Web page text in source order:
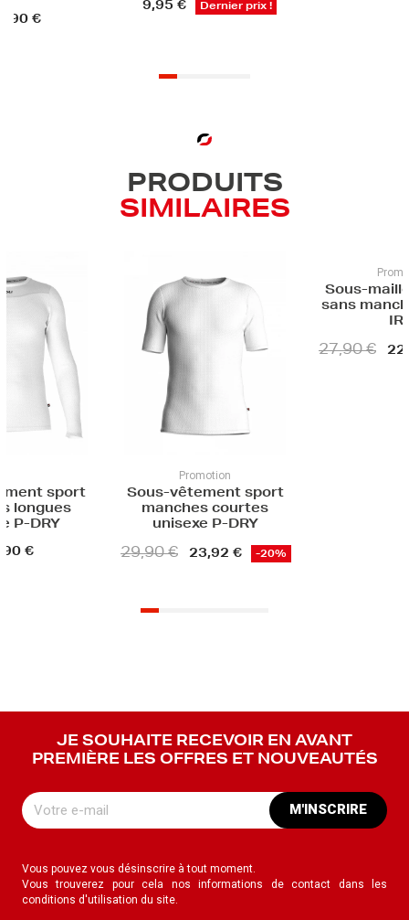
PRODUITS
SIMILAIRES
sport
courtes
P-DRY
23,92 €
Sous-maillot de sport
sans manches unisexe
27,90 € 22,32 €
Brassière
JE SOUHAITE RECEVOIR EN AVANT
PREMIÈRE LES OFFRES ET NOUVEAUTÉS
M'INSCRIRE
Vous pouvez vous désinscrire à tout moment.
Vous trouverez pour cela nos informations de contact dans les
conditions d'utilisation du site.